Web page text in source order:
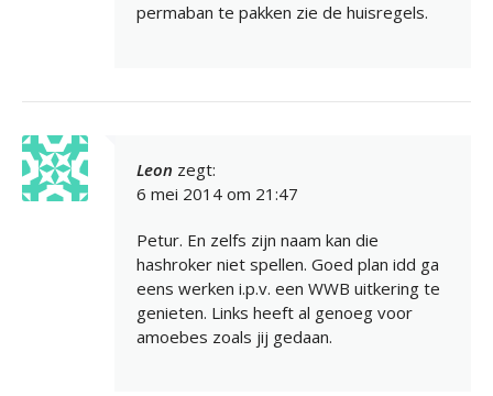
permaban te pakken zie de huisregels.
Leon zegt:
6 mei 2014 om 21:47
Petur. En zelfs zijn naam kan die
hashroker niet spellen. Goed plan idd ga
eens werken i.p.v. een WWB uitkering te
genieten. Links heeft al genoeg voor
amoebes zoals jij gedaan.